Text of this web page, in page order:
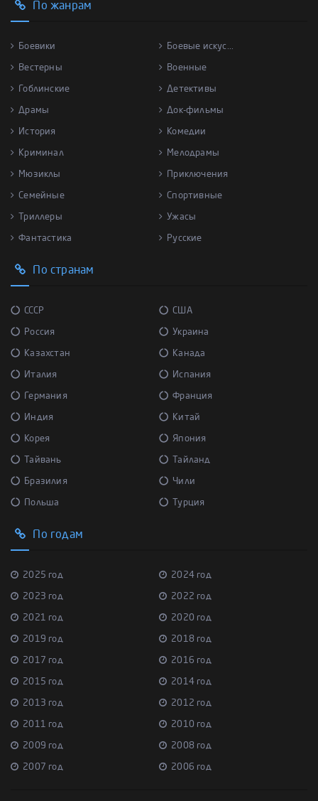
По жанрам
Боевики Боевые искус...
Вестерны Военные
Гоблинские Детективы
Драмы Док-фильмы
История Комедии
Криминал Мелодрамы
Мюзиклы Приключения
Семейные Спортивные
Триллеры Ужасы
Фантастика Русские
По странам
СССР США
Россия Украина
Казахстан Канада
Италия Испания
Германия Франция
Индия Китай
Корея Япония
Тайвань Тайланд
Бразилия Чили
Польша Турция
По годам
2025 год 2024 год
2023 год 2022 год
2021 год 2020 год
2019 год 2018 год
2017 год 2016 год
2015 год 2014 год
2013 год 2012 год
2011 год 2010 год
2009 год 2008 год
2007 год 2006 год